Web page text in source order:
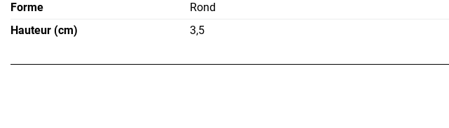
Forme
Rond
Hauteur (cm)
3,5